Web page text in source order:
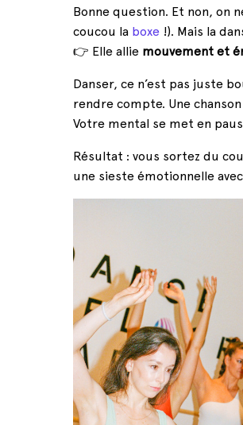
Bonne question. Et non, on
coucou la boxe !). Mais la
👉 Elle allie mouvement et
Danser, ce n’est pas juste
rendre compte. Une
Votre mental se met en
Résultat : vous sortez du
une sieste émotionnelle